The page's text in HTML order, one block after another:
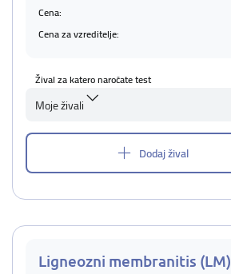
Cena:
Cena za vzreditelje:
Žival za katero naročate test
Moje živali
Dodaj žival
Ligneozni membranitis (LM)